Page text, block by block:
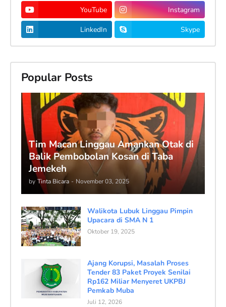
YouTube Instagram
LinkedIn Skype
Popular Posts
Tim Macan Linggau Amankan Otak di
Balik Pembobolan Kosan di Taba
Jemekeh
by Tinta Bicara - November 03, 2025
Walikota Lubuk Linggau Pimpin
Upacara di SMA N 1
Oktober 19, 2025
Ajang Korupsi, Masalah Proses
Tender 83 Paket Proyek Senilai
Rp162 Miliar Menyeret UKPBJ
Pemkab Muba
Juli 12, 2026